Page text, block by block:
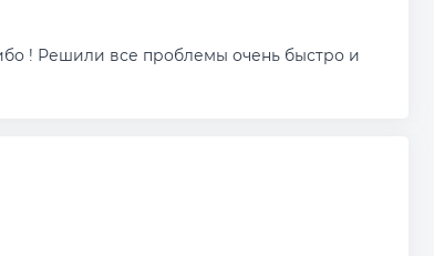
! Решили все проблемы очень быстро и